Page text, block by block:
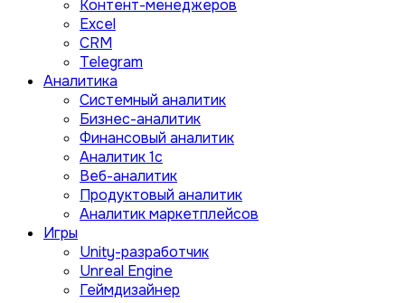
Контент-менеджеров
Excel
CRM
Telegram
Аналитика
Системный аналитик
Бизнес-аналитик
Финансовый аналитик
Aналитик 1с
Веб-аналитик
Продуктовый аналитик
Аналитик маркетплейсов
Игры
Unity-разработчик
Unreal Engine
Геймдизайнер